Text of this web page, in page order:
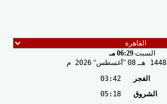
السبت 06:29 مـ
1448 هـ 08 أغسطس 2026 م
الفجر
03:42
الشروق
05:18